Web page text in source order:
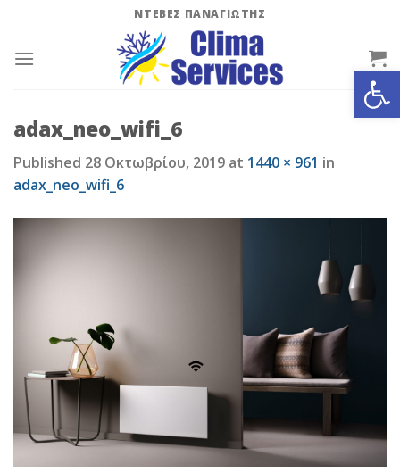
content
ΝΤΕΒΕΣ ΠΑΝΑΓΙΩΤΗΣ
adax_neo_wifi_6
Published 28 Οκτωβρίου, 2019 at 1440 × 961 in
adax_neo_wifi_6